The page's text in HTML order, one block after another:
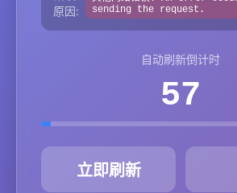
原因:
sending the request.
自动刷新倒计时
57
立即刷新